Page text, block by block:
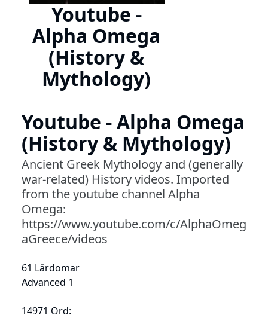
Youtube -
Alpha Omega
(History &
Mythology)
Youtube - Alpha Omega
(History & Mythology)
Ancient Greek Mythology and (generally
war-related) History videos. Imported
from the youtube channel Alpha
Omega:
https://www.youtube.com/c/AlphaOmeg
aGreece/videos
61 Lärdomar
Advanced 1
14971 Ord: